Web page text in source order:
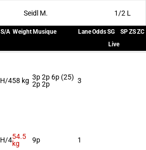
Seidl M. 1/2 L
S/A Weight Musique LaneOddsSG SPZSZC
Live
H/458 kg 3p 2p 6p (25)
2p 2p
3
H/454.5
kg
9p 1